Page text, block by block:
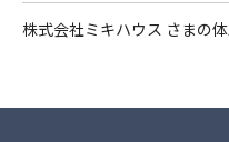
株式会社ミキハウス さまの